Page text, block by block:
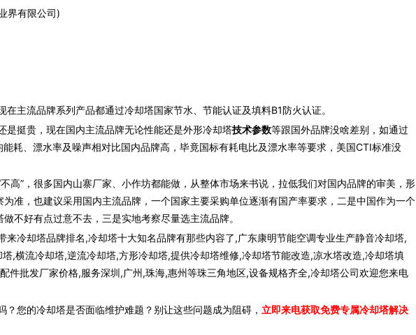
界有限公司)
主流品牌系列产品都通过冷却塔国家节水、节能认证及填料B1防火认证。
是挺贵，现在国内主流品牌无论性能还是外形冷却塔技术参数等跟国外品牌没啥差别，如通过
耗、漂水率及噪声相对比国内品牌高，毕竟国标有耗电比及漂水率等要求，美国CTI标准没
”，很多国内山寨厂家、小作坊都能做，从整体市场来书说，拉低我们对国内品牌的审美，形
为准，也建议采用国内主流品牌，一个国家主要采购单位逐渐有国产率要求，二是中国作为一个
不好有点过意不去，三是实地考察尽量选主流品牌。
来冷却塔品牌排名,冷却塔十大知名品牌有那些内容了,广东康明节能空调专业生产静音冷却塔,
,横流冷却塔,逆流冷却塔,方形冷却塔,提供冷却塔维修,冷却塔节能改造,凉水塔改造,冷却塔填
件批发厂家价格,服务深圳,广州,珠海,惠州等珠三角地区,设备规格齐全,冷却塔公司欢迎您来电
？您的冷却塔是否面临维护难题？别让这些问题成为阻碍， 立即来电获取免费专属冷却塔解决